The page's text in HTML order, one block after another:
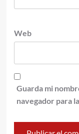
Web
Guarda mi
navegador para